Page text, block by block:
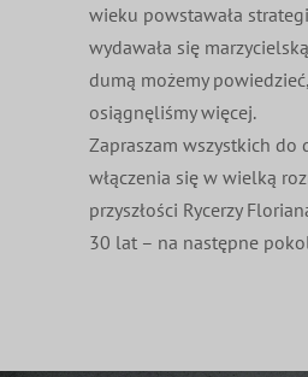
wieku powstawała
wydawała się
dumą możemy
osiągnęliśmy więcej.
Zapraszam wszystkich do
włączenia się w wielką
przyszłości Rycerzy
30 lat – na następne